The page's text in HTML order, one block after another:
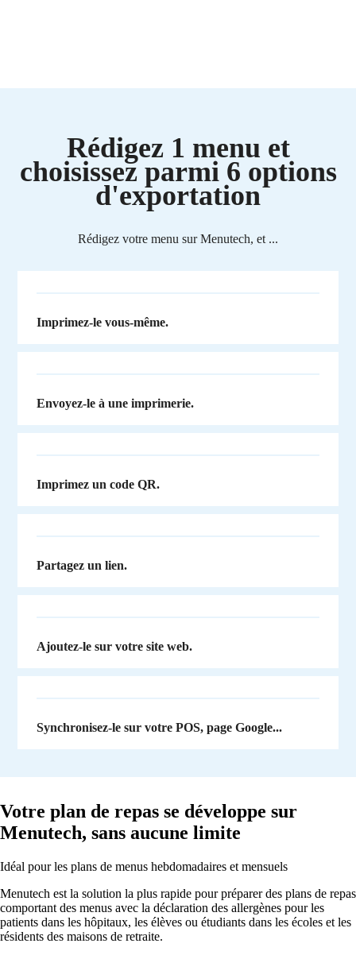
Rédigez 1 menu et
choisissez parmi 6 options
d'exportation
Rédigez votre menu sur Menutech, et ...
Imprimez-le vous-même.
Envoyez-le à une imprimerie.
Imprimez un code QR.
Partagez un lien.
Ajoutez-le sur votre site web.
Synchronisez-le sur votre POS, page Google...
Votre plan de repas se développe sur
Menutech, sans aucune limite
Idéal pour les plans de menus hebdomadaires et mensuels
Menutech est la solution la plus rapide pour préparer des plans de repas
comportant des menus avec la déclaration des allergènes pour les
patients dans les hôpitaux, les élèves ou étudiants dans les écoles et les
résidents des maisons de retraite.